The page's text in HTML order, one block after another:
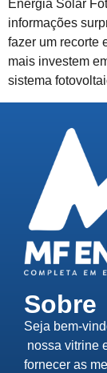
Energia Solar
informações
fazer um recorte
mais investem
sistema
Sobre
Seja bem-
nossa vitrine
fornecer as